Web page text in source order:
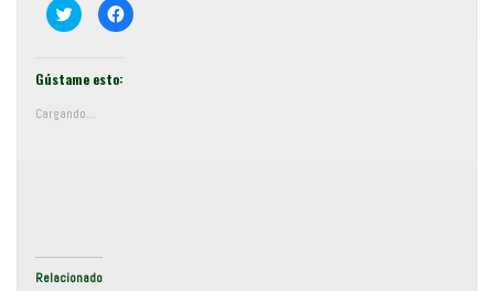
C
o
r
t
r
S
e
F
e
Gústame esto:
Cargando...
Relacionado